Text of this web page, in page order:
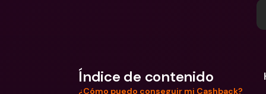
Índice de contenido
¿Cómo puedo conseguir mi Cashback?